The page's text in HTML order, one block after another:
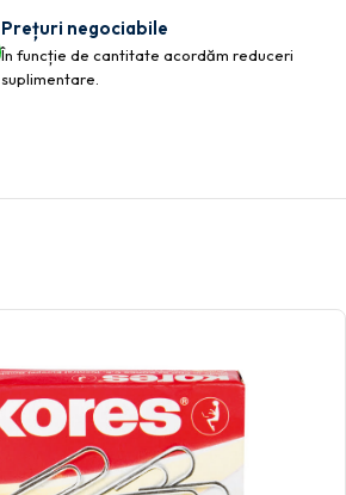
Prețuri negociabile
În funcție de cantitate acordăm reduceri
suplimentare.